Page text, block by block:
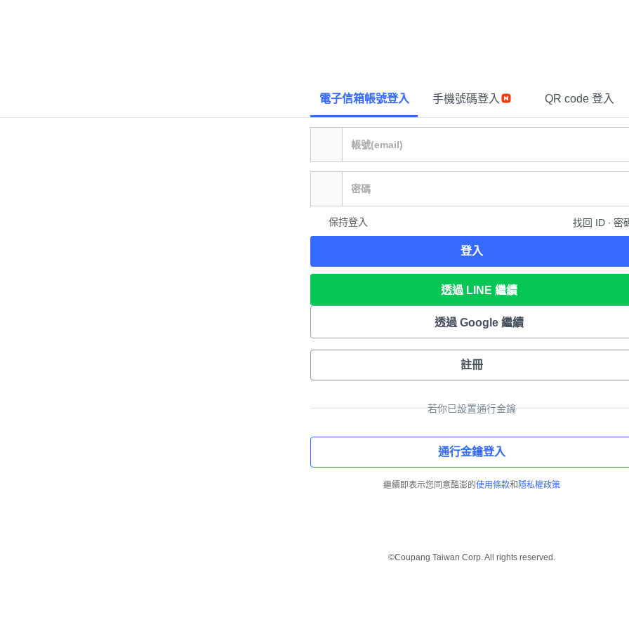
電子信箱帳號登入 手機號碼登入 QR code 登入
保持登入 找回 ID ∙ 密
登入
透過 LINE 繼續
透過 Google 繼續
註冊
若你已設置通行金鑰
通行金鑰登入
繼續即表示您同意酷澎的使用條款和 隱私權政策
©Coupang Taiwan Corp. All rights reserved.